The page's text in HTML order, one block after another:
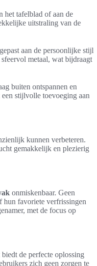
het tafelblad of aan de
uitstraling van de
aan de persoonlijke stijl
metaal, wat bijdraagt
buiten ontspannen en
stijlvolle toevoeging aan
kunnen verbeteren.
gemakkelijk en plezierig
onmiskenbaar. Geen
hun favoriete verfrissingen
met de focus op
biedt de perfecte oplossing
zich geen zorgen te